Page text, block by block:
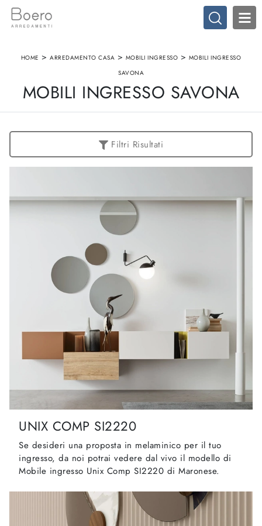
HOME >ARREDAMENTO CASA > MOBILI INGRESSO > MOBILI INGRESSO
SAVONA
MOBILI INGRESSO SAVONA
Filtri Risultati
UNIX COMP SI2220
Se desideri una proposta in melaminico per il tuo
ingresso, da noi potrai vedere dal vivo il modello di
Mobile ingresso Unix Comp SI2220 di Maronese.